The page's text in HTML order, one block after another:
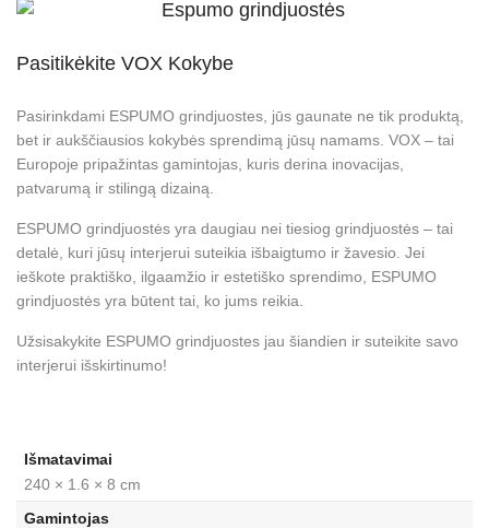
Pasitikėkite VOX Kokybe
Pasirinkdami ESPUMO grindjuostes, jūs gaunate ne tik produktą,
bet ir aukščiausios kokybės sprendimą jūsų namams. VOX – tai
Europoje pripažintas gamintojas, kuris derina inovacijas,
patvarumą ir stilingą dizainą.
ESPUMO grindjuostės yra daugiau nei tiesiog grindjuostės – tai
detalė, kuri jūsų interjerui suteikia išbaigtumo ir žavesio. Jei
ieškote praktiško, ilgaamžio ir estetiško sprendimo, ESPUMO
grindjuostės yra būtent tai, ko jums reikia.
Užsisakykite ESPUMO grindjuostes jau šiandien ir suteikite savo
interjerui išskirtinumo!
Išmatavimai
240 × 1.6 × 8 cm
Gamintojas